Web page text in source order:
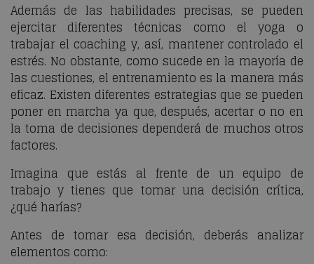
Además de las habilidades precisas, se pueden
ejercitar diferentes técnicas como el yoga o
trabajar el coaching y, así, mantener controlado el
estrés. No obstante, como sucede en la mayoría de
las cuestiones, el entrenamiento es la manera más
eficaz. Existen diferentes estrategias que se pueden
poner en marcha ya que, después, acertar o no en
la toma de decisiones dependerá de muchos otros
factores.
Imagina que estás al frente de un equipo de
trabajo y tienes que tomar una decisión crítica,
¿qué harías?
Antes de tomar esa decisión, deberás analizar
elementos como: